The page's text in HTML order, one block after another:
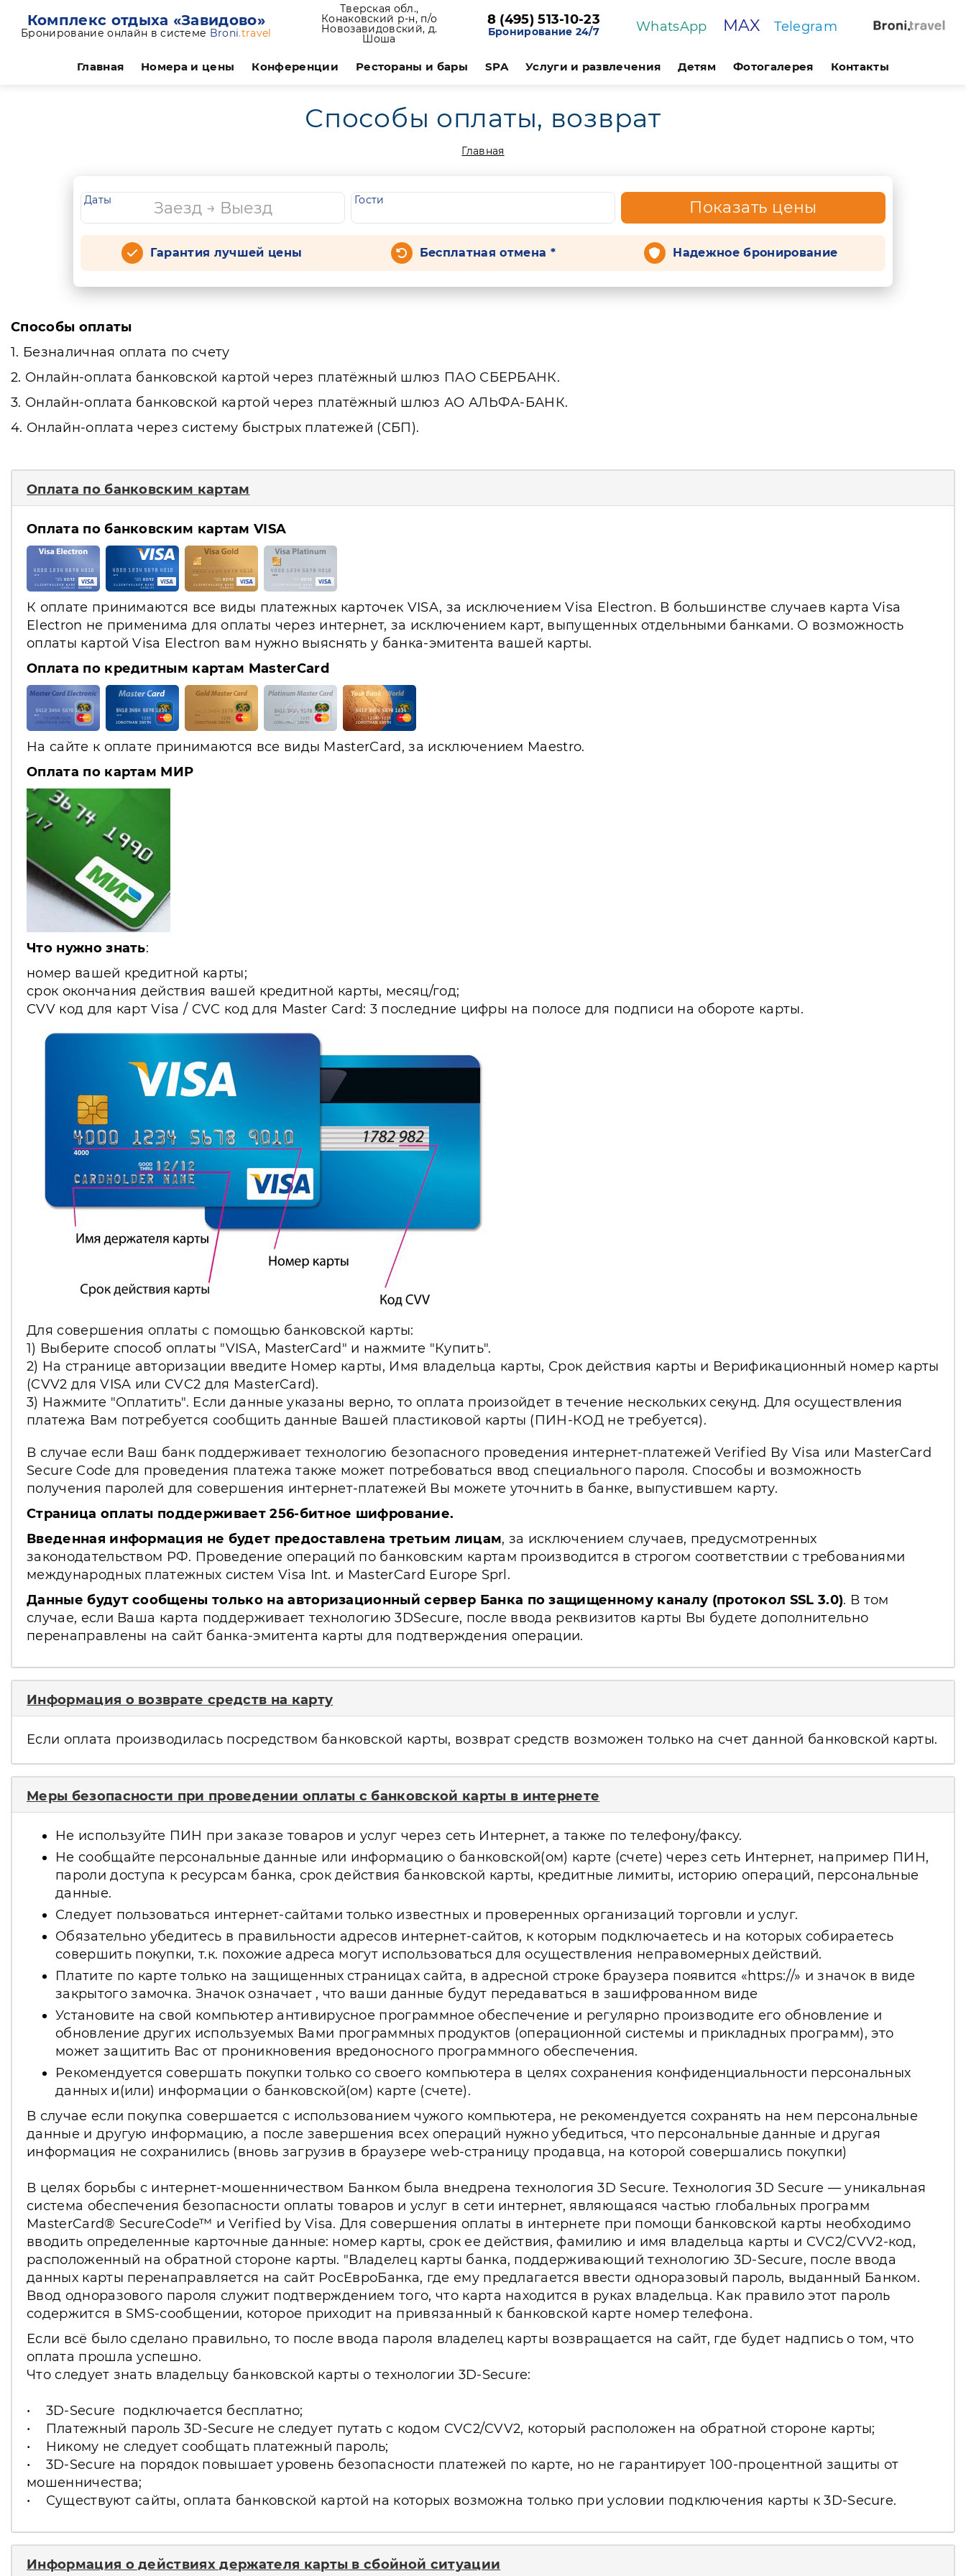
Комплекс отдыха «Завидово»
Бронирование онлайн в системе Broni.travel
Тверская обл.,
Конаковский р-н, п/о
Новозавидовский, д.
Шоша
8 (495) 513-10-23
Бронирование 24/7 WhatsApp MAX Telegram
Главная Номера и цены Конференции Рестораны и бары SPA Услуги и развлечения Детям Фотогалерея Контакты
Способы оплаты, возврат
Главная
Даты Гости Показать цены
Гарантия лучшей цены Бесплатная отмена * Надежное бронирование
Способы оплаты
1. Безналичная оплата по счету
2. Онлайн-оплата банковской картой через платёжный шлюз ПАО СБЕРБАНК.
3. Онлайн-оплата банковской картой через платёжный шлюз АО АЛЬФА-БАНК.
4. Онлайн-оплата через систему быстрых платежей (СБП).
Оплата по банковским картам
Оплата по банковским картам VISA
К оплате принимаются все виды платежных карточек VISA, за исключением Visa Electron. В большинстве случаев карта Visa
Electron не применима для оплаты через интернет, за исключением карт, выпущенных отдельными банками. О возможность
оплаты картой Visa Electron вам нужно выяснять у банка-эмитента вашей карты.
Оплата по кредитным картам MasterCard
На сайте к оплате принимаются все виды MasterCard, за исключением Maestro.
Оплата по картам МИР
Что нужно знать:
номер вашей кредитной карты;
срок окончания действия вашей кредитной карты, месяц/год;
CVV код для карт Visa / CVC код для Master Card: 3 последние цифры на полосе для подписи на обороте карты.
Для совершения оплаты с помощью банковской карты:
1) Выберите способ оплаты "VISA, MasterCard" и нажмите "Купить".
2) На странице авторизации введите Номер карты, Имя владельца карты, Срок действия карты и Верификационный номер карты
(CVV2 для VISA или CVC2 для MasterCard).
3) Нажмите "Оплатить". Если данные указаны верно, то оплата произойдет в течение нескольких секунд. Для осуществления
платежа Вам потребуется сообщить данные Вашей пластиковой карты (ПИН-КОД не требуется).
В случае если Ваш банк поддерживает технологию безопасного проведения интернет-платежей Verified By Visa или MasterCard
Secure Code для проведения платежа также может потребоваться ввод специального пароля. Способы и возможность
получения паролей для совершения интернет-платежей Вы можете уточнить в банке, выпустившем карту.
Страница оплаты поддерживает 256-битное шифрование.
Введенная информация не будет предоставлена третьим лицам, за исключением случаев, предусмотренных
законодательством РФ. Проведение операций по банковским картам производится в строгом соответствии с требованиями
международных платежных систем Visa Int. и MasterCard Europe Sprl.
Данные будут сообщены только на авторизационный сервер Банка по защищенному каналу (протокол SSL 3.0). В том
случае, если Ваша карта поддерживает технологию 3DSecure, после ввода реквизитов карты Вы будете дополнительно
перенаправлены на сайт банка-эмитента карты для подтверждения операции.
Информация о возврате средств на карту
Если оплата производилась посредством банковской карты, возврат средств возможен только на счет данной банковской карты.
Меры безопасности при проведении оплаты с банковской карты в интернете
Не используйте ПИН при заказе товаров и услуг через сеть Интернет, а также по телефону/факсу.
Не сообщайте персональные данные или информацию о банковской(ом) карте (счете) через сеть Интернет, например ПИН,
пароли доступа к ресурсам банка, срок действия банковской карты, кредитные лимиты, историю операций, персональные
данные.
Следует пользоваться интернет-сайтами только известных и проверенных организаций торговли и услуг.
Обязательно убедитесь в правильности адресов интернет-сайтов, к которым подключаетесь и на которых собираетесь
совершить покупки, т.к. похожие адреса могут использоваться для осуществления неправомерных действий.
Платите по карте только на защищенных страницах сайта, в адресной строке браузера появится «https://» и значок в виде
закрытого замочка. Значок означает , что ваши данные будут передаваться в зашифрованном виде
Установите на свой компьютер антивирусное программное обеспечение и регулярно производите его обновление и
обновление других используемых Вами программных продуктов (операционной системы и прикладных программ), это
может защитить Вас от проникновения вредоносного программного обеспечения.
Рекомендуется совершать покупки только со своего компьютера в целях сохранения конфиденциальности персональных
данных и(или) информации о банковской(ом) карте (счете).
В случае если покупка совершается с использованием чужого компьютера, не рекомендуется сохранять на нем персональные
данные и другую информацию, а после завершения всех операций нужно убедиться, что персональные данные и другая
информация не сохранились (вновь загрузив в браузере web-страницу продавца, на которой совершались покупки)
В целях борьбы с интернет-мошенничеством Банком была внедрена технология 3D Secure. Технология 3D Secure — уникальная
система обеспечения безопасности оплаты товаров и услуг в сети интернет, являющаяся частью глобальных программ
MasterCard® SecureCode™ и Verified by Visa. Для совершения оплаты в интернете при помощи банковской карты необходимо
вводить определенные карточные данные: номер карты, срок ее действия, фамилию и имя владельца карты и CVC2/CVV2-код,
расположенный на обратной стороне карты. "Владелец карты банка, поддерживающий технологию 3D-Secure, после ввода
данных карты перенаправляется на сайт РосЕвроБанка, где ему предлагается ввести одноразовый пароль, выданный Банком.
Ввод одноразового пароля служит подтверждением того, что карта находится в руках владельца. Как правило этот пароль
содержится в SMS-сообщении, которое приходит на привязанный к банковской карте номер телефона.
Если всё было сделано правильно, то после ввода пароля владелец карты возвращается на сайт, где будет надпись о том, что
оплата прошла успешно.
Что следует знать владельцу банковской карты о технологии 3D-Secure:
• 3D-Secure подключается бесплатно;
• Платежный пароль 3D-Secure не следует путать с кодом CVC2/CVV2, который расположен на обратной стороне карты;
• Никому не следует сообщать платежный пароль;
• 3D-Secure на порядок повышает уровень безопасности платежей по карте, но не гарантирует 100-процентной защиты от
мошенничества;
• Существуют сайты, оплата банковской картой на которых возможна только при условии подключения карты к 3D-Secure.
Информация о действиях держателя карты в сбойной ситуации